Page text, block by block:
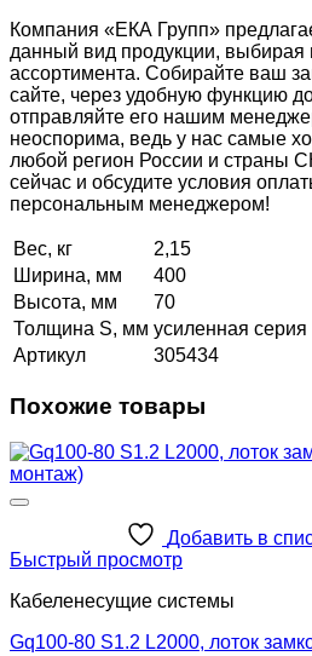
Компания «ЕКА Групп»
данный вид продукции, выбирая
ассортимента. Собирайте ваш
сайте, через удобную функцию
отправляйте его нашим
неоспорима, ведь у нас самые
любой регион России и страны
сейчас и обсудите условия
персональным менеджером!
Вес, кг
2,15
Ширина, мм
400
Высота, мм
70
Толщина S, мм усиленная серия
Артикул
305434
Похожие товары
Добавить в
Быстрый просмотр
Кабеленесущие системы
Gq100-80 S1.2 L2000, лоток